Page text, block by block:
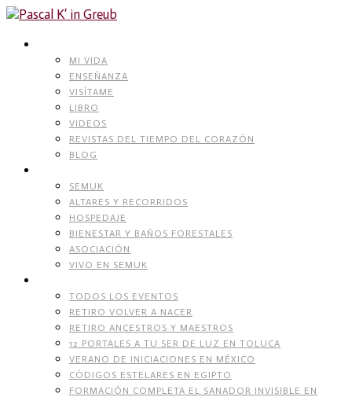
Skip
content
MI VIDA
ENSEÑANZA
VISÍTAME
LIBRO
VIDEOS
REVISTAS DEL TIEMPO DEL CORAZÓN
BLOG
SEMUK
ALTARES Y RECORRIDOS
HOSPEDAJE
BIENESTAR Y BAÑOS FORESTALES
ASOCIACIÓN
VIVO EN SEMUK
TODOS LOS EVENTOS
RETIRO VOLVER A NACER
RETIRO ANCESTROS Y MAESTROS
12 PORTALES A TU SER DE LUZ EN TOLUCA
VERANO DE INICIACIONES EN MÉXICO
CÓDIGOS ESTELARES EN EGIPTO
FORMACIÓN COMPLETA EL SANADOR INVISIBLE EN